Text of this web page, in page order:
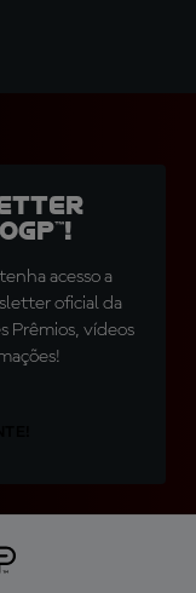
acesso a
oficial da
Prêmios, vídeos